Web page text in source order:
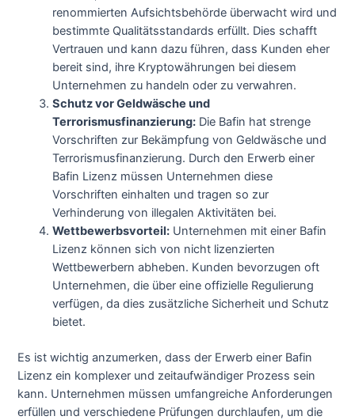
renommierten Aufsichtsbehörde überwacht wird und
bestimmte Qualitätsstandards erfüllt. Dies schafft
Vertrauen und kann dazu führen, dass Kunden eher
bereit sind, ihre Kryptowährungen bei diesem
Unternehmen zu handeln oder zu verwahren.
Schutz vor Geldwäsche und
Terrorismusfinanzierung: Die Bafin hat strenge
Vorschriften zur Bekämpfung von Geldwäsche und
Terrorismusfinanzierung. Durch den Erwerb einer
Bafin Lizenz müssen Unternehmen diese
Vorschriften einhalten und tragen so zur
Verhinderung von illegalen Aktivitäten bei.
Wettbewerbsvorteil: Unternehmen mit einer Bafin
Lizenz können sich von nicht lizenzierten
Wettbewerbern abheben. Kunden bevorzugen oft
Unternehmen, die über eine offizielle Regulierung
verfügen, da dies zusätzliche Sicherheit und Schutz
bietet.
Es ist wichtig anzumerken, dass der Erwerb einer Bafin
Lizenz ein komplexer und zeitaufwändiger Prozess sein
kann. Unternehmen müssen umfangreiche Anforderungen
erfüllen und verschiedene Prüfungen durchlaufen, um die